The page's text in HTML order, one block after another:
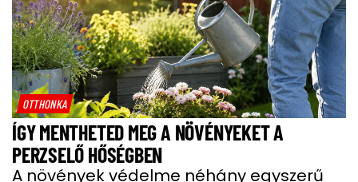
OTTHONKA
ÍGY MENTHETED MEG A NÖVÉNYEKET A
PERZSELŐ HŐSÉGBEN
A növények védelme néhány egyszerű